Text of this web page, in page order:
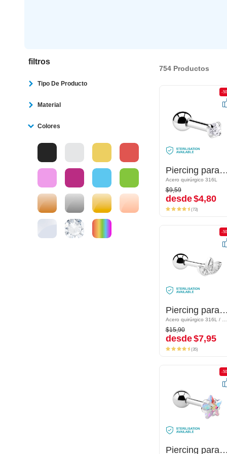
filtros
Tipo De Producto
Material
Colores
754 Productos
-50%
Piercing para el tragus con piedra brillante
Acero quirúrgico 316L
$9,59
desde$4,80
-
Piercing para el tragus con piedra brillante
Acero quirúrgico 316L
$9,59
desde$4,80
(73)
-50%
Piercing para el tragus con brillantes
Acero quirúrgico 316L / Latón plateado
$15,90
desde$7,95
-
Piercing para el tragus con brillantes
Acero quirúrgico 316L / Latón plateado
$15,90
desde$7,95
(35)
-50%
Piercing para el tragus con estrella de cristal
-
Piercing para el tragus con estrella de cristal